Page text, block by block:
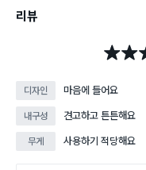
리뷰
별점 4.6점
디자인 마음에 들어요
내구성 견고하고 튼튼해요
무게 사용하기 적당해요